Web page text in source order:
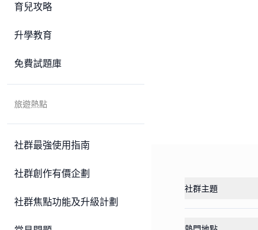
育兒攻略
升學教育
免費試題庫
旅遊熱點
社群最強使用指南
社群創作有價企劃
社群焦點功能及升級計劃
社群主題